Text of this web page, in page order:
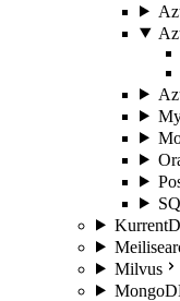
Milvus